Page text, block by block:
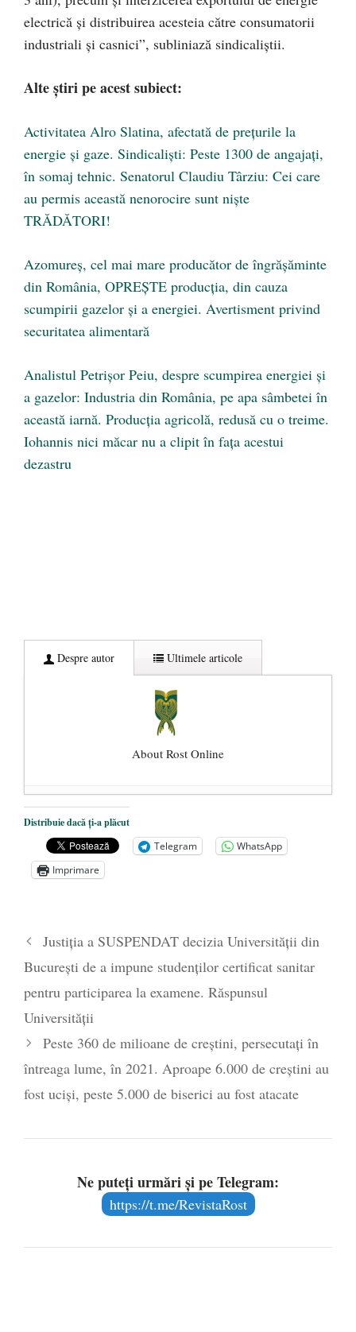
electrică şi distribuirea acesteia către consumatorii
industriali şi casnici”, subliniază sindicaliştii.
Alte știri pe acest subiect:
Activitatea Alro Slatina, afectată de prețurile la
energie și gaze. Sindicaliști: Peste 1300 de angajați,
în somaj tehnic. Senatorul Claudiu Târziu: Cei care
au permis această nenorocire sunt niște
TRĂDĂTORI!
Azomureș, cel mai mare producător de îngrășăminte
din România, OPREȘTE producția, din cauza
scumpirii gazelor și a energiei. Avertisment privind
securitatea alimentară
Analistul Petrișor Peiu, despre scumpirea energiei și
a gazelor: Industria din România, pe apa sâmbetei în
această iarnă. Producția agricolă, redusă cu o treime.
Iohannis nici măcar nu a clipit în fața acestui
dezastru
Despre autor Ultimele articole
About Rost Online
Dezvăluiri cutremurătoare despre
președintele Ucrainei, Volodymyr
Zelensky
- 13 mai 2026
Statul care servește Națiunea
poetului Octavian Goga, înlăturat din Iași
- 16 aprilie 2026
Distribuie dacă ți-a plăcut
Telegram
WhatsApp
Imprimare
Justiția a SUSPENDAT decizia Universității din
București de a impune studenților certificat sanitar
pentru participarea la examene. Răspunsul
Universității
Peste 360 de milioane de creștini, persecutați în
întreaga lume, în 2021. Aproape 6.000 de creștini au
fost uciși, peste 5.000 de biserici au fost atacate
Ne puteți urmări și pe Telegram:
https://t.me/RevistaRost